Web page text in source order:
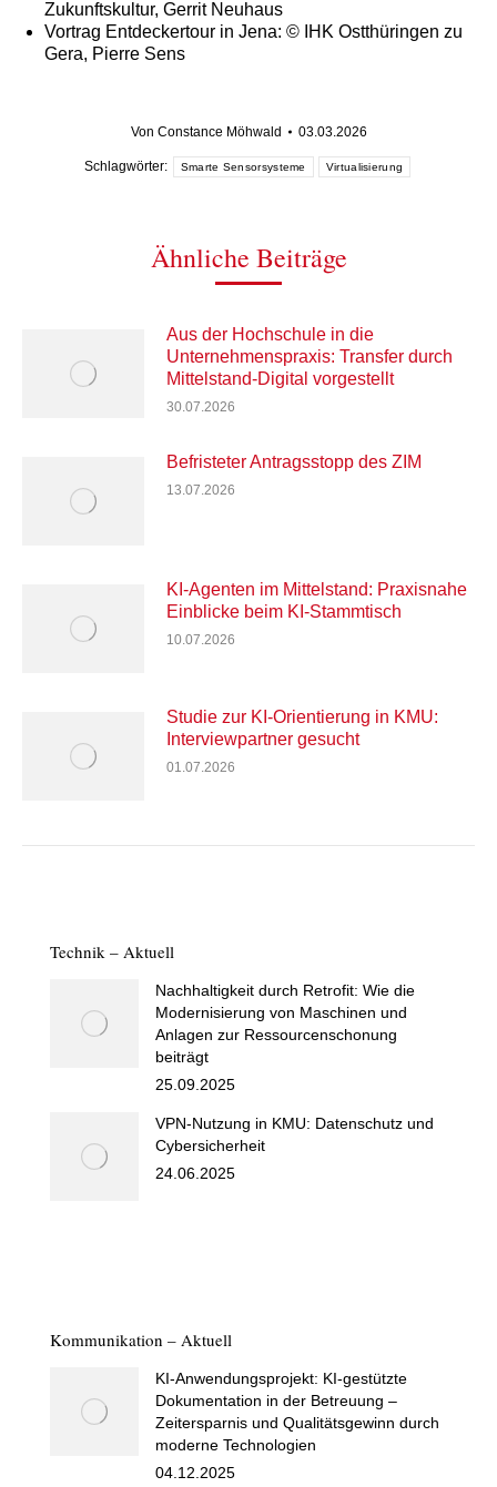
Zukunftskultur, Gerrit Neuhaus
Vortrag Entdeckertour in Jena: © IHK Ostthüringen zu
Gera, Pierre Sens
Von Constance Möhwald 03.03.2026
Schlagwörter: Smarte Sensorsysteme Virtualisierung
Ähnliche Beiträge
Aus der Hochschule in die
Unternehmenspraxis: Transfer durch
Mittelstand-Digital vorgestellt
30.07.2026
Befristeter Antragsstopp des ZIM
13.07.2026
KI-Agenten im Mittelstand: Praxisnahe
Einblicke beim KI-Stammtisch
10.07.2026
Studie zur KI-Orientierung in KMU:
Interviewpartner gesucht
01.07.2026
Technik – Aktuell
Nachhaltigkeit durch Retrofit: Wie die
Modernisierung von Maschinen und
Anlagen zur Ressourcenschonung
beiträgt
25.09.2025
VPN-Nutzung in KMU: Datenschutz und
Cybersicherheit
24.06.2025
Kommunikation – Aktuell
KI-Anwendungsprojekt: KI-gestützte
Dokumentation in der Betreuung –
Zeitersparnis und Qualitätsgewinn durch
moderne Technologien
04.12.2025